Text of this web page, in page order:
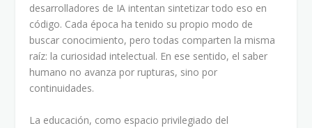
desarrolladores de IA intentan sintetizar todo eso en
código. Cada época ha tenido su propio modo de
buscar conocimiento, pero todas comparten la misma
raíz: la curiosidad intelectual. En ese sentido, el saber
humano no avanza por rupturas, sino por
continuidades.
La educación, como espacio privilegiado del